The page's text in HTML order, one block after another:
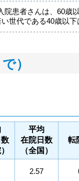
患者さんは、60歳
世代である40歳以下
）
平均
在院日数
（全国）
転
2.57